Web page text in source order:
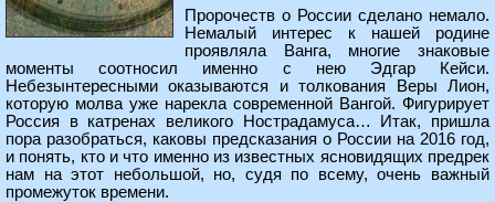
Пророчеств о России сделано немало.
Немалый интерес к нашей родине
проявляла Ванга, многие знаковые
моменты соотносил именно с нею Эдгар Кейси.
Небезынтересными оказываются и толкования Веры Лион,
которую молва уже нарекла современной Вангой. Фигурирует
Россия в катренах великого Нострадамуса… Итак, пришла
пора разобраться, каковы предсказания о России на 2016 год,
и понять, кто и что именно из известных ясновидящих предрек
нам на этот небольшой, но, судя по всему, очень важный
промежуток времени.